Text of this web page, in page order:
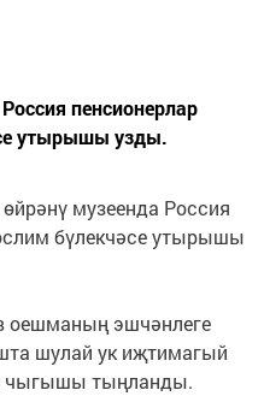
пенсионерлар
утырышы узды.
музеенда Россия
бүлекчәсе утырышы
оешманың эшчәнлеге
шулай ук иҗтимагый
чыгышы тыңланды.